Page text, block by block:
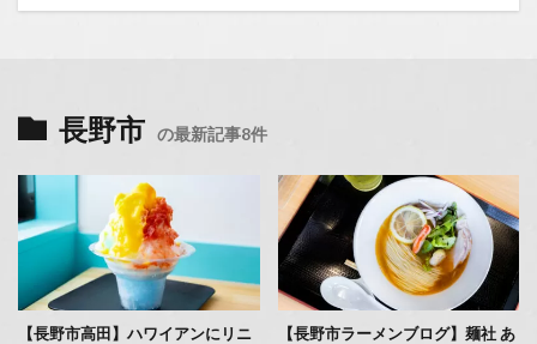
長野市 の最新記事8件
【長野市高田】ハワイアンにリニ
【長野市ラーメンブログ】麺社 あ